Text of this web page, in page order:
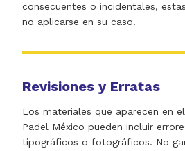
consecuentes o incidentales,
no aplicarse en su caso.
Revisiones y Erratas
Los materiales que aparecen en
Padel México pueden incluir
tipográficos o fotográficos. No